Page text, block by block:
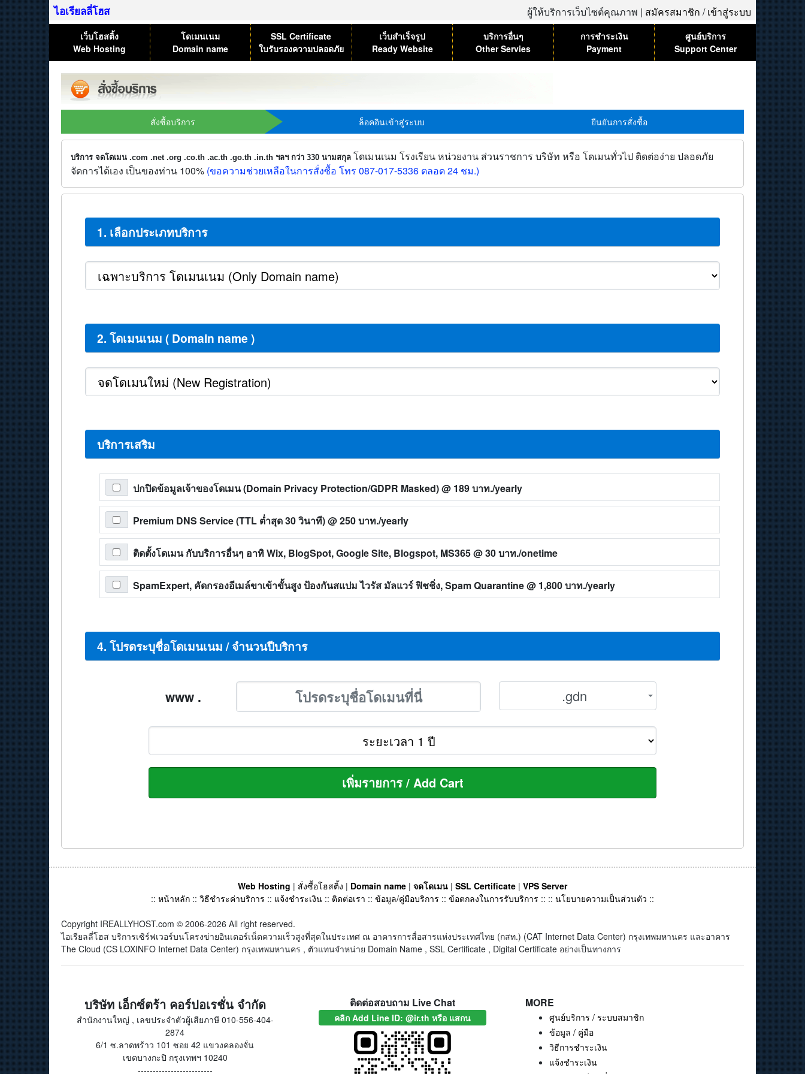
ผู้ให้บริการเว็บไซต์คุณภาพ | สมัครสมาชิก /เข้าสู่ระบบ
ไอเรียลลี่โฮส
เว็บโฮสติ้ง
Web Hosting
โดเมนเนม
Domain name
SSL Certificate
ใบรับรองความปลอดภัย
เว็บสำเร็จรูป
Ready Website
บริการอื่นๆ
Other Servies
การชำระเงิน
Payment
ศูนย์บริการ
Support Center
สั่งซื้อบริการ ล็อคอินเข้าสู่ระบบ ยืนยันการสั่งซื้อ
บริการ จดโดเมน .com .net .org .co.th .ac.th .go.th .in.th ฯลฯ กว่า 330 นามสกุล โดเมนเนม โรงเรียน หน่วยงาน ส่วนราชการ บริษัท หรือ โดเมนทั่วไป ติดต่อง่าย ปลอดภัย
จัดการได้เอง เป็นของท่าน 100% (ขอความช่วยเหลือในการสั่งซื้อ โทร 087-017-5336 ตลอด 24 ชม.)
1. เลือกประเภทบริการ
2. โดเมนเนม ( Domain name )
บริการเสริม
ปกปิดข้อมูลเจ้าของโดเมน (Domain Privacy Protection/GDPR Masked)@ 189 บาท./yearly
Premium DNS Service (TTL ต่ำสุด 30 วินาที)@ 250 บาท./yearly
ติดตั้งโดเมน กับบริการอื่นๆ อาทิ Wix, BlogSpot, Google Site, Blogspot, MS365@ 30 บาท./onetime
SpamExpert, คัดกรองอีเมล์ขาเข้าขั้นสูง ป้องกันสแปม ไวรัส มัลแวร์ ฟิชชิ่ง, Spam Quarantine@ 1,800 บาท./yearly
4. โปรดระบุชื่อโดเมนเนม / จำนวนปีบริการ
www . .gdn
Web Hosting | สั่งซื้อโฮสติ้ง | Domain name | จดโดเมน | SSL Certificate | VPS Server
:: หน้าหลัก :: วิธีชำระค่าบริการ :: แจ้งชำระเงิน :: ติดต่อเรา :: ข้อมูล/คู่มือบริการ :: ข้อตกลงในการรับบริการ :: :: นโยบายความเป็นส่วนตัว ::
Copyright IREALLYHOST.com © 2006-2026 All right reserved.
ไอเรียลลี่โฮส บริการเซิร์ฟเวอร์บนโครงข่ายอินเตอร์เน็ตความเร็วสูงที่สุดในประเทศ ณ อาคารการสื่อสารแห่งประเทศไทย (กสท.) (CAT Internet Data Center) กรุงเทพมหานคร และอาคาร
The Cloud (CS LOXINFO Internet Data Center) กรุงเทพมหานคร , ตัวแทนจำหน่าย Domain Name , SSL Certificate , Digital Certificate อย่างเป็นทางการ
บริษัท เอ็กซ์ตร้า คอร์ปอเรชั่น จำกัด
สำนักงานใหญ่ , เลขประจำตัวผู้เสียภาษี 010-556-404-
2874
6/1 ซ.ลาดพร้าว 101 ซอย 42 แขวงคลองจั่น
เขตบางกะปิ กรุงเทพฯ 10240
-------------------------
ติดต่อสอบถาม Live Chat
คลิก Add Line ID: @ir.th หรือ แสกน
MORE
ศูนย์บริการ / ระบบสมาชิก
ข้อมูล / คู่มือ
วิธีการชำระเงิน
แจ้งชำระเงิน